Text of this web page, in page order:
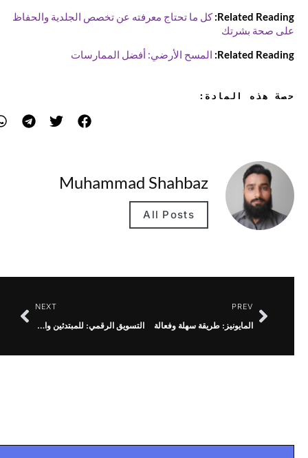
Related Reading: كل ما تحتاج معرفته عن تخصص الجلدية والحفاظ
على صحة بشرتك
Related Reading: المسح الأرضي: أفضل الممارسات
حصة هذه المادة:
Muhammad Shahbaz
All Posts
PREV
المايونيز: طريقة سهلة وفعالة
NEXT
التسويق الرقمي: للمبتدئين والمتقدمين